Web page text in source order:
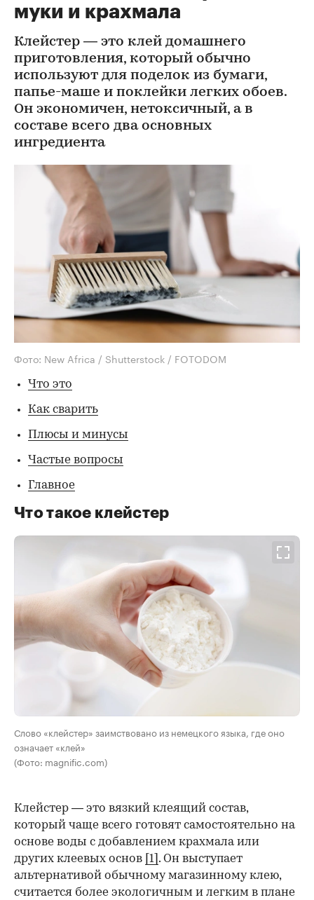
муки и крахмала
Клейстер — это клей домашнего
приготовления, который обычно
используют для поделок из бумаги,
папье-маше и поклейки легких обоев.
Он экономичен, нетоксичный, а в
составе всего два основных
ингредиента
Фото: New Africa / Shutterstock / FOTODOM
Что это
Как сварить
Плюсы и минусы
Частые вопросы
Главное
Что такое клейстер
Слово «клейстер» заимствовано из немецкого языка, где оно
означает «клей»
(Фото: magnific.com)
Клейстер — это вязкий клеящий состав,
который чаще всего готовят самостоятельно на
основе воды с добавлением крахмала или
других клеевых основ [1] . Он выступает
альтернативой обычному магазинному клею,
считается более экологичным и легким в плане